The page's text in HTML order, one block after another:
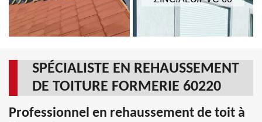
SPÉCIALISTE EN REHAUSSEMENT
DE TOITURE FORMERIE 60220
Professionnel en rehaussement de toit à